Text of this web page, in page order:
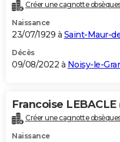
Créer une cagnotte
Naissance
23/07/1929 à Saint-Maur-
Décès
09/08/2022 à Noisy-le-
Francoise LEBACLE
Créer une cagnotte
Naissance